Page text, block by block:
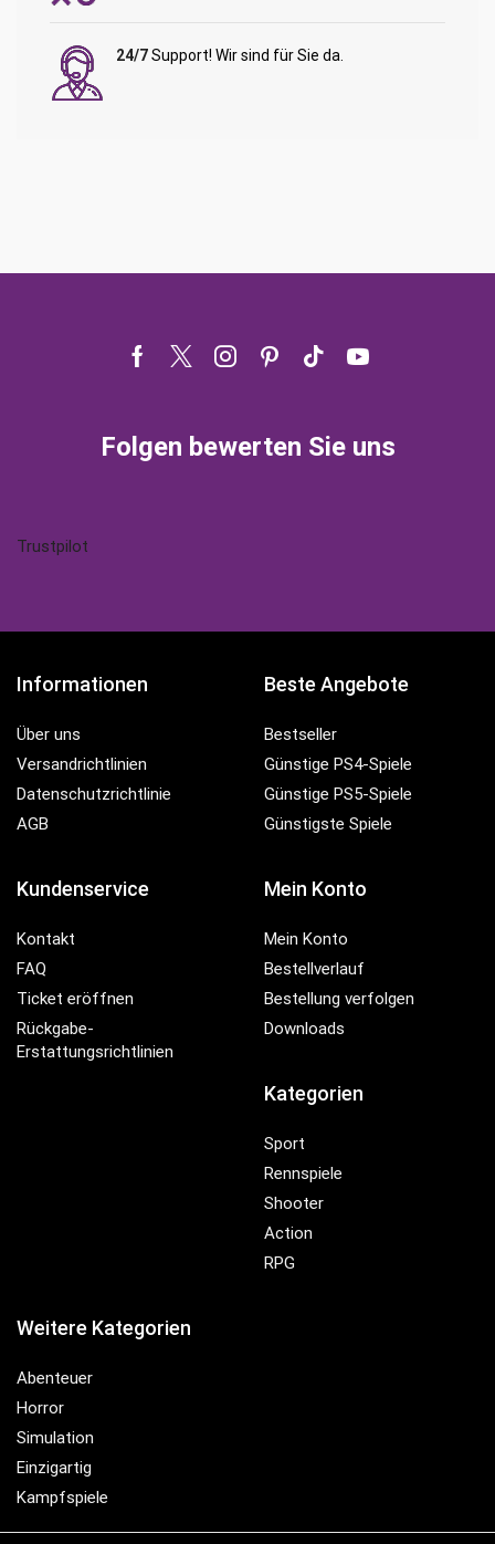
24/7Support! Wir sind für Sie da.
Facebook
TwitterInstagram
Pinterest
Tik- Youtube
Folgen bewerten Sie uns
Trustpilot
Informationen
Über uns
Versandrichtlinien
Datenschutzrichtlinie
AGB
Beste Angebote
Bestseller
Günstige PS4-Spiele
Günstige PS5-Spiele
Günstigste Spiele
Kundenservice
Kontakt
FAQ
Ticket eröffnen
Rückgabe-
Erstattungsrichtlinien
Mein Konto
Mein Konto
Bestellverlauf
Bestellung verfolgen
Downloads
Kategorien
Sport
Rennspiele
Shooter
Action
RPG
Weitere Kategorien
Abenteuer
Horror
Simulation
Einzigartig
Kampfspiele